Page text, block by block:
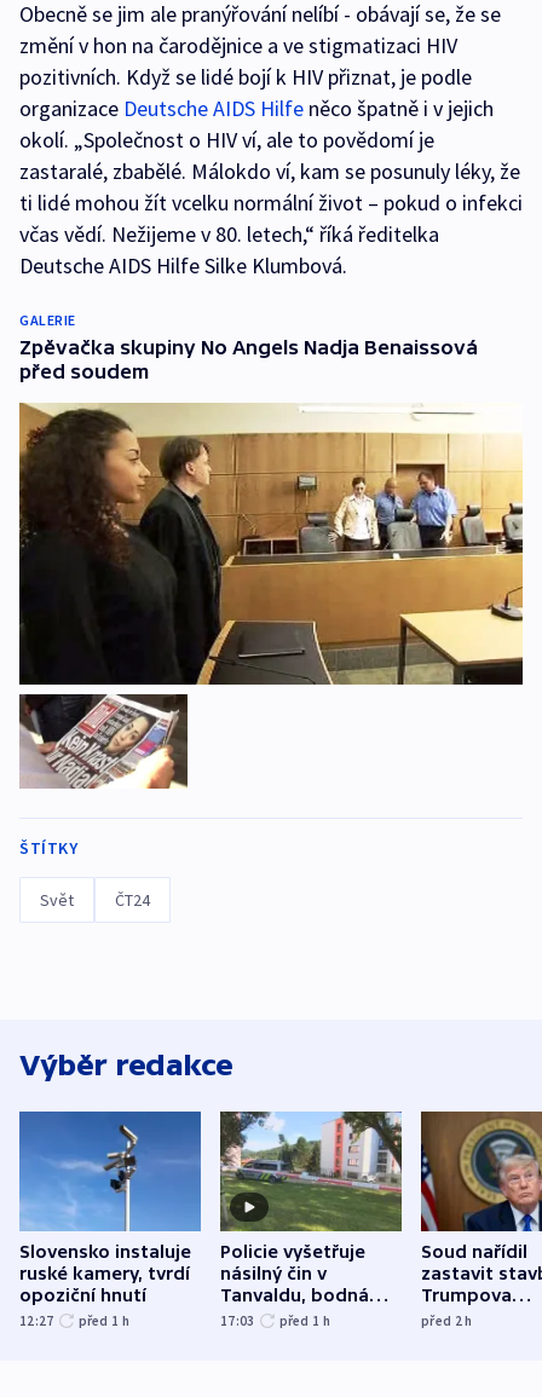
Obecně se jim ale pranýřování nelíbí - obávají se, že se
změní v hon na čarodějnice a ve stigmatizaci HIV
pozitivních. Když se lidé bojí k HIV přiznat, je podle
organizace Deutsche AIDS Hilfe něco špatně i v jejich
okolí. „Společnost o HIV ví, ale to povědomí je
zastaralé, zbabělé. Málokdo ví, kam se posunuly léky, že
ti lidé mohou žít vcelku normální život – pokud o infekci
včas vědí. Nežijeme v 80. letech,“ říká ředitelka
Deutsche AIDS Hilfe Silke Klumbová.
GALERIE
Zpěvačka skupiny No Angels Nadja Benaissová
před soudem
ŠTÍTKY
Svět ČT24
Výběr redakce
Slovensko instaluje
ruské kamery, tvrdí
opoziční hnutí
12:27 před 1 h
Policie vyšetřuje
násilný čin v
Tanvaldu, bodná
zranění při něm
17:03 před 1 h
Soud nařídil
zastavit
Trumpova
tanečního
před 2h